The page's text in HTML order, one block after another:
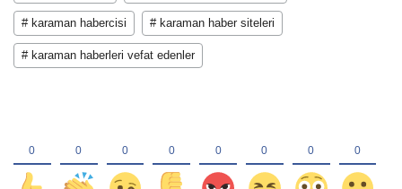
# karaman habercisi # karaman haber siteleri
# karaman haberleri vefat edenler